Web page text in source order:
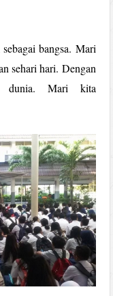
bangsa. Mari
sehari hari. Dengan
dunia. Mari kita